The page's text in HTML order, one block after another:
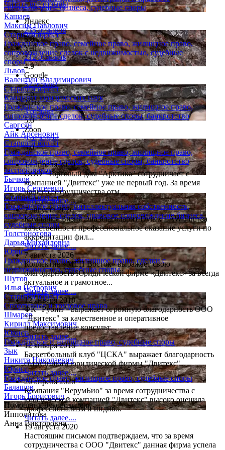
сопровождение бизнеса, судебные споры
Кашаев
Максим Павлович
Старший юрист
Гражданское право, семейное право, жилищное право,
сопровождение сделок с недвижимостью, судебные
споры
Львов
Валентин Владимирович
Старший юрист
Кандидат юридических наук
Гражданское право, семейное право, жилищное право,
сопровождение сделок, судебные споры, банкротство
Саргсян
Айк Арсенович
Старший юрист
Гражданское право, семейное право, жилищное право,
сопровождение сделок, судебные споры, банкротство
застройщиков
Бычков
Игорь Сергеевич
Старший юрист
Гражданское право, интеллектуальная собственность,
сопровождение сделок, правовое сопровождение бизнеса,
судебные споры
Толстоногова
Дарья Михайловна
Юрист
Гражданское право, жилищное право, сделки с
недвижимостью, судебные споры
Шутов
Илья Петрович
Старший юрист
Спортивное и трудовое право
Шмаров
Кирилл Максимович
Юрист
Гражданское и жилищное право, судебные споры
Зык
Никита Николаевич
Юрист
Гражданское право, жилищное право, судебные споры
Балашов
Игорь Борисович
Помощник руководителя
Ипполитова
Анна Викторовна
Читать все отзывы
Яндекс
235 отзывов
5.0
Yell
212 отзывов
4.9
Google
52 отзыва
4.6
2Gis
3 отзыва
5.0
Zoon
9 отзывов
5.0
14 апреля 2020
ООО "Торговый дом "Арктика" сотрудничает с
компанией "Двитекс" уже не первый год. За время
нашего сотрудничества отм...
Читать далее....
7 августа 2026
Компания Визия Эна благодарит Dvitex LAW Firm за
качественное и профессиональное оказание услуги по
аккредитации фил...
Читать далее....
7 августа 2026
Коллектив «МЕП Восток» выражает свою
благодарность Юридической фирме «Двитекс» за всегда
актуальное и грамотное...
Читать далее....
12 января 2018
ФК "Рубин" выражает огромную благодарность ООО
"Двитекс" за качественное и оперативное
предоставление консульт...
Читать далее....
12 января 2018
Баскетбольный клуб "ЦСКА" выражает благодарность
сотрудникам юридической фирмы "Двитекс"
Читать далее....
20 апреля 2020
Компания "ВерумБио" за время сотрудничества с
юридической компанией "Двитекс" высоко оценила
профессионализм и индив...
Читать далее....
19 августа 2020
Настоящим письмом подтверждаем, что за время
сотрудничества с ООО "Двитекс" данная фирма успела